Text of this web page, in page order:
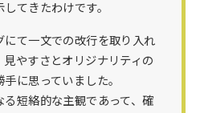
てきたわけです。
にて一文での改行を取り入れ
やすさとオリジナリティの
に思っていました。
る短絡的な主観であって、確